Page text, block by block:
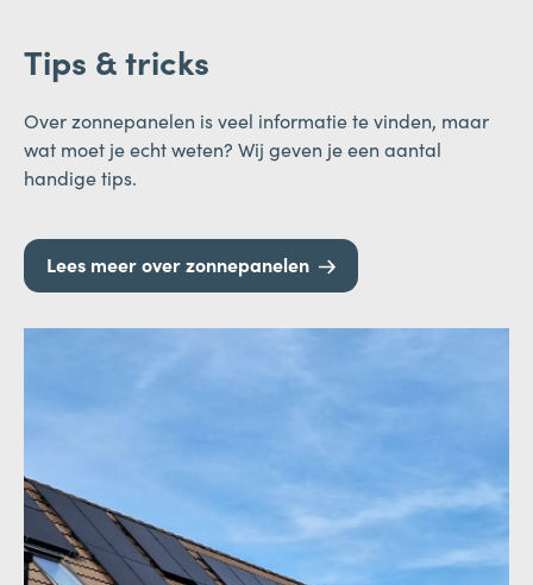
Tips & tricks
Over zonnepanelen is veel informatie te vinden, maar
wat moet je echt weten? Wij geven je een aantal
handige tips.
Lees meer over zonnepanelen